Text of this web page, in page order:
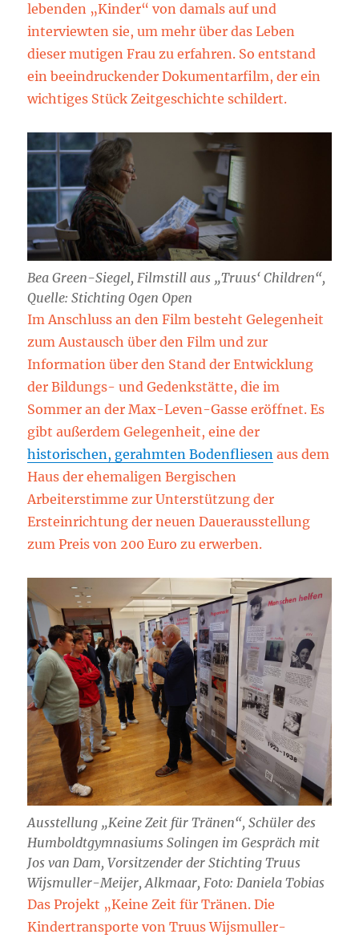
lebenden „Kinder“ von damals auf und
interviewten sie, um mehr über das Leben
dieser mutigen Frau zu erfahren. So entstand
ein beeindruckender Dokumentarfilm, der ein
wichtiges Stück Zeitgeschichte schildert.
Bea Green-Siegel, Filmstill aus „Truus‘ Children“,
Quelle: Stichting Ogen Open
Im Anschluss an den Film besteht Gelegenheit
zum Austausch über den Film und zur
Information über den Stand der Entwicklung
der Bildungs- und Gedenkstätte, die im
Sommer an der Max-Leven-Gasse eröffnet. Es
gibt außerdem Gelegenheit, eine der
historischen, gerahmten Bodenfliesen aus dem
Haus der ehemaligen Bergischen
Arbeiterstimme zur Unterstützung der
Ersteinrichtung der neuen Dauerausstellung
zum Preis von 200 Euro zu erwerben.
Ausstellung „Keine Zeit für Tränen“, Schüler des
Humboldtgymnasiums Solingen im Gespräch mit
Jos van Dam, Vorsitzender der Stichting Truus
Wijsmuller-Meijer, Alkmaar, Foto: Daniela Tobias
Das Projekt „Keine Zeit für Tränen. Die
Kindertransporte von Truus Wijsmuller-